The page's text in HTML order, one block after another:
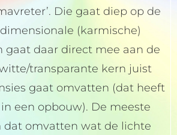
Die gaat diep op de
(karmische)
gaat daar direct mee aan de
transparante kern juist
gaat omvatten (dat heeft
een opbouw). De meeste
dat omvatten wat de lichte